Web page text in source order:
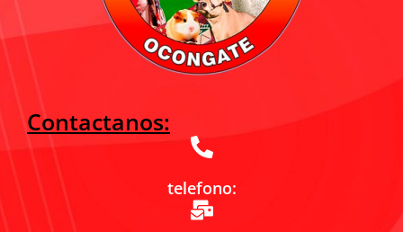
Contactanos:
telefono: